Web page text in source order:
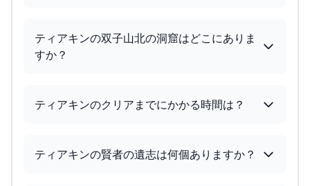
ティアキンの双子山北の洞窟はどこにありま
すか？
ティアキンのクリアまでにかかる時間は？
ティアキンの賢者の遺志は何個ありますか？